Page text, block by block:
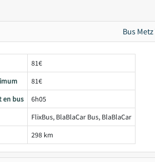
Bus
81€
81€
en bus
6h05
FlixBus, BlaBlaCar Bus, BlaBlaCar
298 km